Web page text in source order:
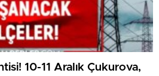
10-11 Aralık Çukurova,